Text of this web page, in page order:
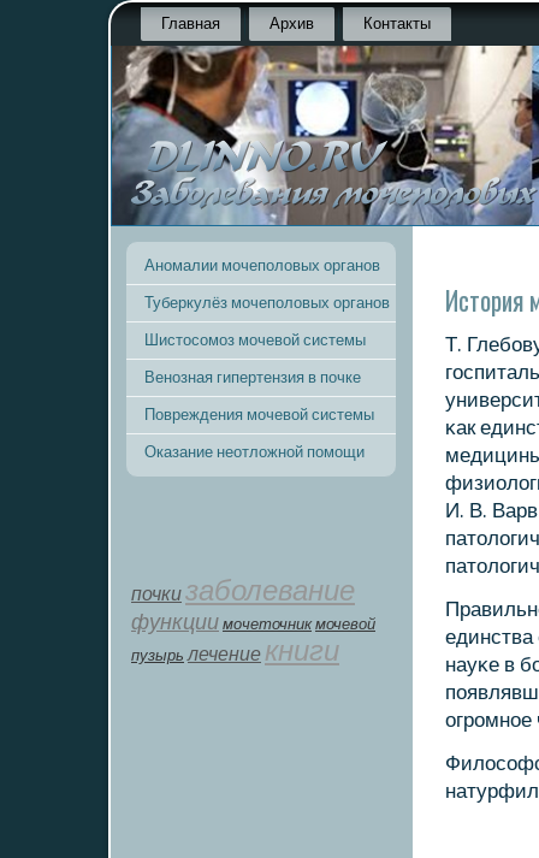
Главная Архив Контакты
Аномалии мочеполовых органов
Туберкулёз мочеполовых органов
Шистосомоз мочевой системы
Венозная гипертензия в почке
Повреждения мочевой системы
Оказание неотложной помощи
почкизаболевание
функции мοчеточник мочевой
пузырь лечение книги
История
Т.
κак
И. В.
науκе в